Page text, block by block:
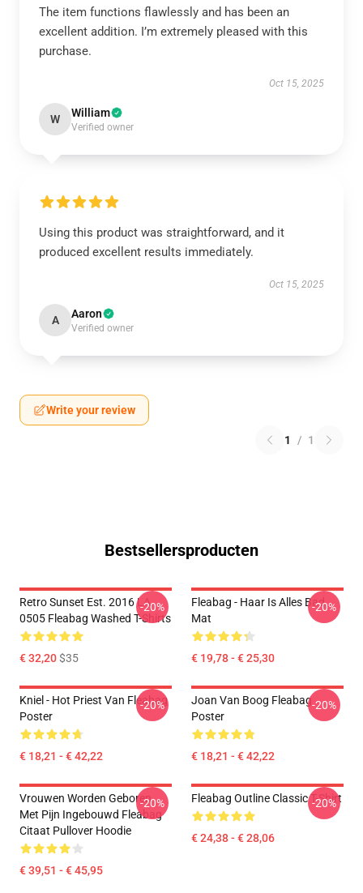
The item functions flawlessly and has been an
excellent addition. I’m extremely pleased with this
purchase.
Oct 15, 2025
W William
Verified owner
Using this product was straightforward, and it
produced excellent results immediately.
Oct 15, 2025
A Aaron
Verified owner
Write your review
1 / 1
Bestsellersproducten
Retro Sunset Est. 2016 LA
0505 Fleabag Washed T-Shirts
€ 32,20$35
-20%
Fleabag - Haar Is Alles Bad
Mat
€ 19,78 - € 25,30
-20%
Kniel - Hot Priest Van Fleabag
Poster
€ 18,21 - € 42,22
-20%
Joan Van Boog Fleabag
Poster
€ 18,21 - € 42,22
-20%
Vrouwen Worden Geboren
Met Pijn Ingebouwd Fleabag
Citaat Pullover Hoodie
€ 39,51 - € 45,95
-20% Fleabag Outline Classic T-Shirt
€ 24,38 - € 28,06
-20%